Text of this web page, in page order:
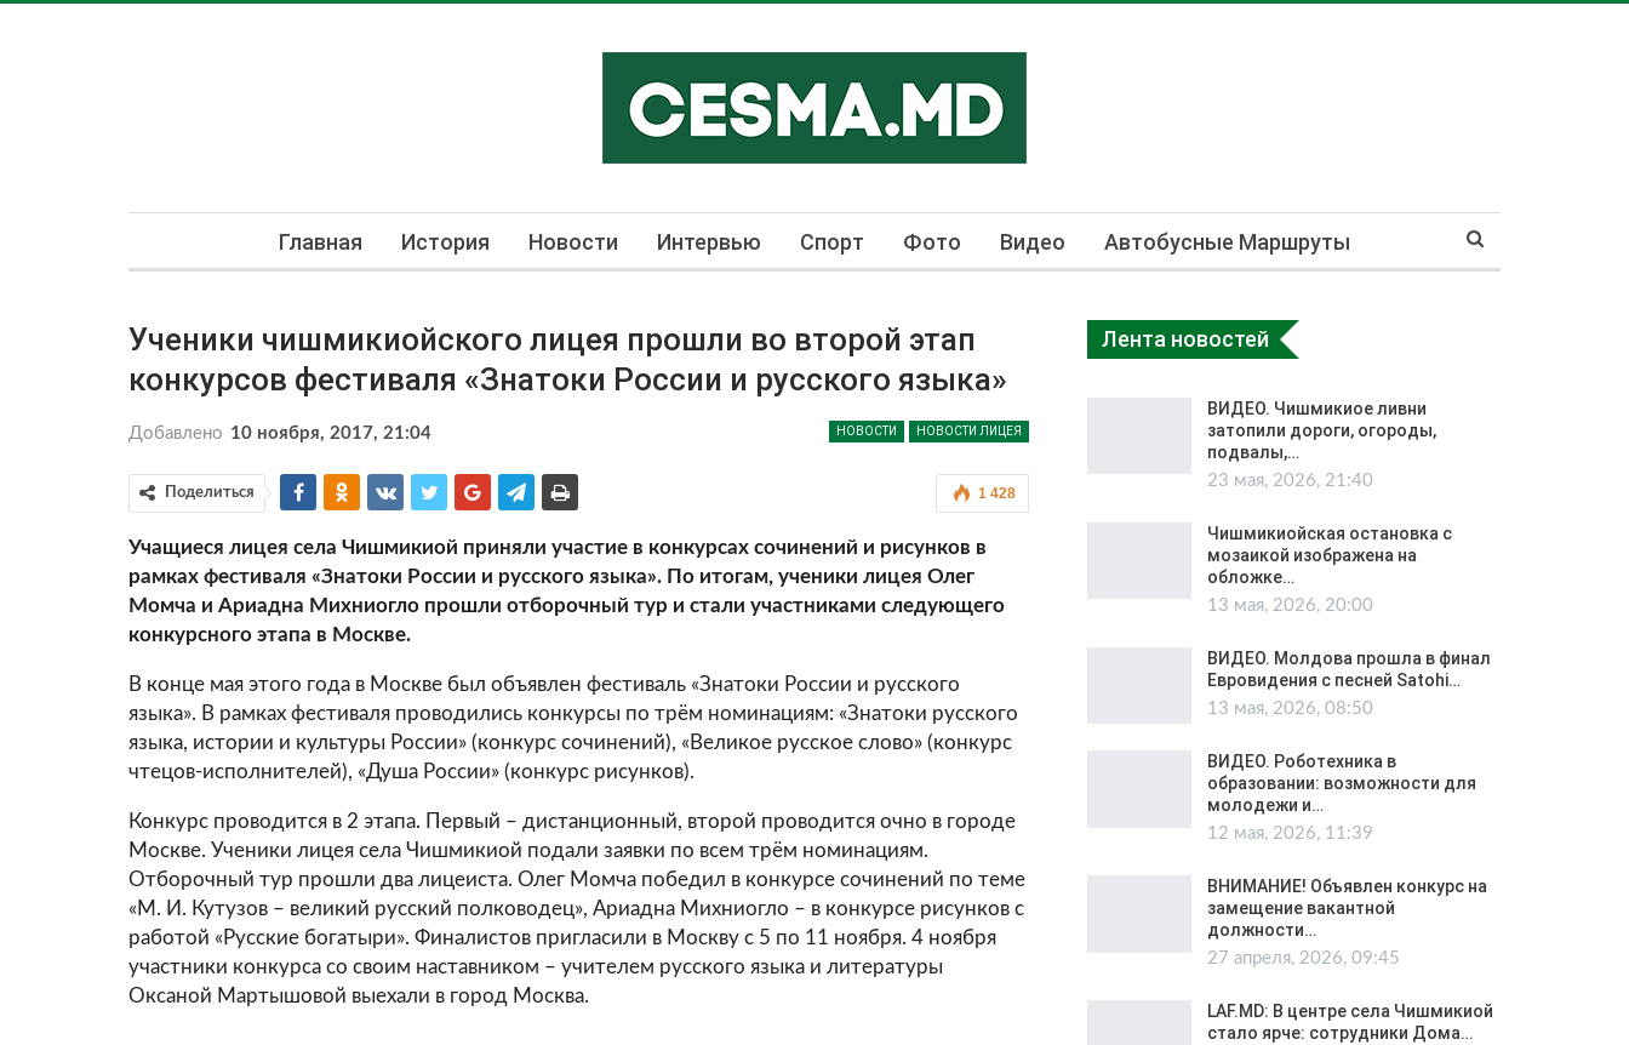
Главная История Новости Интервью Спорт Фото Видео Автобусные Маршруты
Ученики чишмикиойского лицея прошли во второй этап
конкурсов фестиваля «Знатоки России и русского языка»
НОВОСТИ НОВОСТИ ЛИЦЕЯ
Добавлено 10 ноября, 2017, 21:04
1 428
Поделиться
Учащиеся лицея села Чишмикиой приняли участие в конкурсах сочинений и рисунков в
рамках фестиваля «Знатоки России и русского языка». По итогам, ученики лицея Олег
Момча и Ариадна Михниогло прошли отборочный тур и стали участниками следующего
конкурсного этапа в Москве.
В конце мая этого года в Москве был объявлен фестиваль «Знатоки России и русского
языка». В рамках фестиваля проводились конкурсы по трём номинациям: «Знатоки русского
языка, истории и культуры России» (конкурс сочинений), «Великое русское слово» (конкурс
чтецов-исполнителей), «Душа России» (конкурс рисунков).
Конкурс проводится в 2 этапа. Первый – дистанционный, второй проводится очно в городе
Москве. Ученики лицея села Чишмикиой подали заявки по всем трём номинациям.
Отборочный тур прошли два лицеиста. Олег Момча победил в конкурсе сочинений по теме
«М. И. Кутузов – великий русский полководец», Ариадна Михниогло – в конкурсе рисунков с
работой «Русские богатыри». Финалистов пригласили в Москву с 5 по 11 ноября. 4 ноября
участники конкурса со своим наставником – учителем русского языка и литературы
Оксаной Мартышовой выехали в город Москва.
Лента новостей
ВИДЕО. Чишмикиое ливни
затопили дороги, огороды,
подвалы,…
23 мая, 2026, 21:40
Чишмикиойская остановка с
мозаикой изображена на
обложке…
13 мая, 2026, 20:00
ВИДЕО. Молдова прошла в финал
Евровидения с песней Satohi…
13 мая, 2026, 08:50
ВИДЕО. Роботехника в
образовании: возможности для
молодежи и…
12 мая, 2026, 11:39
ВНИМАНИЕ! Объявлен конкурс на
замещение вакантной
должности…
27 апреля, 2026, 09:45
LAF.MD: В центре села Чишмикиой
стало ярче: сотрудники Дома…